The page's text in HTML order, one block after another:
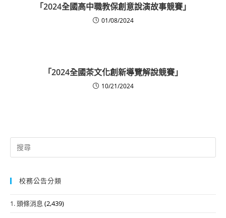
「2024全國高中職教保創意說演故事競賽」
01/08/2024
「2024全國茶文化創新導覽解說競賽」
10/21/2024
Search
for:
校務公告分類
1. 頭條消息 (2,439)